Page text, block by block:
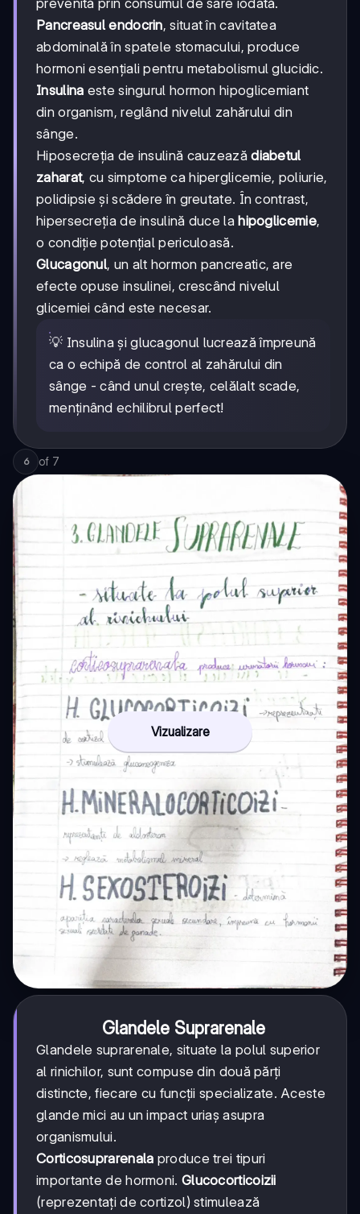
prevenită prin consumul de sare iodată.
Pancreasul endocrin, situat în cavitatea
abdominală în spatele stomacului, produce
hormoni esențiali pentru metabolismul glucidic.
Insulina este singurul hormon hipoglicemiant
din organism, reglând nivelul zahărului din
sânge.
Hiposecreția de insulină cauzeazădiabetul
zaharat, cu simptome ca hiperglicemie, poliurie,
polidipsie și scădere în greutate. În contrast,
hipersecreția de insulină duce la hipoglicemie,
o condiție potențial periculoasă.
Glucagonul, un alt hormon pancreatic, are
efecte opuse insulinei, crescând nivelul
glicemiei când este necesar.
💡 Insulina și glucagonul lucrează împreună
ca o echipă de control al zahărului din
sânge - când unul crește, celălalt scade,
menținând echilibrul perfect!
6 of 7
Vizualizare
Glandele Suprarenale
Glandele suprarenale, situate la polul superior
al rinichilor, sunt compuse din două părți
distincte, fiecare cu funcții specializate. Aceste
glande mici au un impact uriaș asupra
organismului.
Corticosuprarenala produce trei tipuri
importante de hormoni. Glucocorticoizii
(reprezentați de cortizol) stimulează